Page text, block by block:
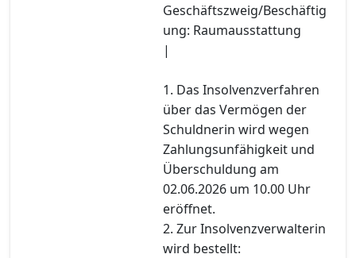
Geschäftszweig/Beschäftig
ung: Raumausstattung
|
1. Das Insolvenzverfahren
über das Vermögen der
Schuldnerin wird wegen
Zahlungsunfähigkeit und
Überschuldung am
02.06.2026 um 10.00 Uhr
eröffnet.
2. Zur Insolvenzverwalterin
wird bestellt: